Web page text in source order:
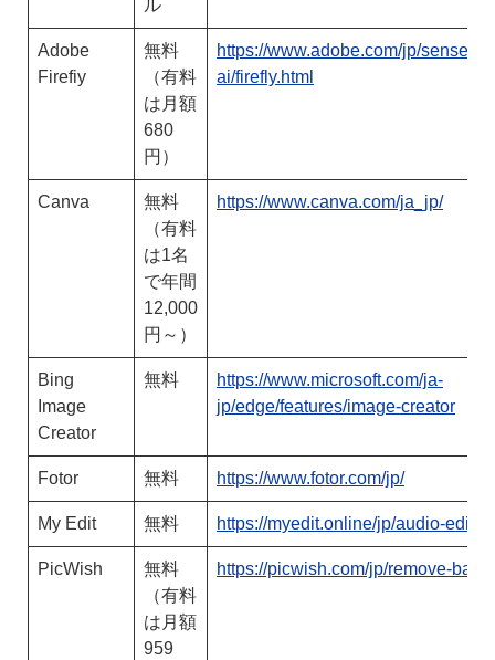
ル
Adobe
Firefiy
無料
（有料
は月額
680
円）
https://www.adobe.com/jp/sensei/
ai/firefly.html
Canva
無料
（有料
は1名
で年間
12,000
円～）
https://www.canva.com/ja_jp/
Bing
Image
Creator
無料
https://www.microsoft.com/ja-
jp/edge/features/image-creator
Fotor 無料 https://www.fotor.com/jp/
My Edit 無料 https://myedit.online/jp/audio-editor
PicWish
無料
（有料
は月額
959
https://picwish.com/jp/remove-